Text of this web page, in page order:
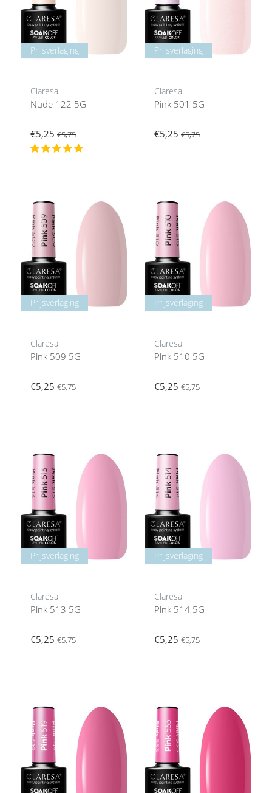
Prijsverlaging
Claresa
Nude 122 5G
€5,25 €5,75
Prijsverlaging
Claresa
Pink 501 5G
€5,25 €5,75
Prijsverlaging
Claresa
Pink 509 5G
€5,25 €5,75
Prijsverlaging
Claresa
Pink 510 5G
€5,25 €5,75
Prijsverlaging
Claresa
Pink 513 5G
€5,25 €5,75
Prijsverlaging
Claresa
Pink 514 5G
€5,25 €5,75